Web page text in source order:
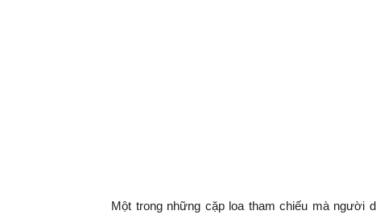
Một trong những cặp loa tham chiếu mà người